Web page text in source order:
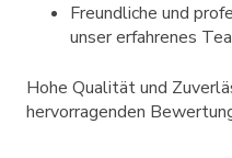
Freundliche und
unser erfahrenes
Hohe Qualität und
hervorragenden